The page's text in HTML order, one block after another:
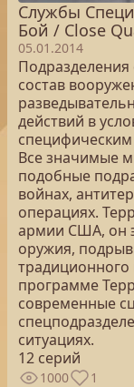
Службы
Бой / Close
05.01.2014
Подразделения
состав
действий в
Все значимые
подобные
войнах,
операциях.
армии США, он
оружия,
традиционного
программе
современные
ситуациях.
12 серий
1000 1